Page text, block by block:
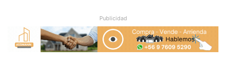
Publicidad